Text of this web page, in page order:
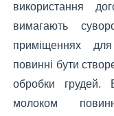
використання
вимагають
приміщеннях
повинні бути
обробки грудей.
молоком